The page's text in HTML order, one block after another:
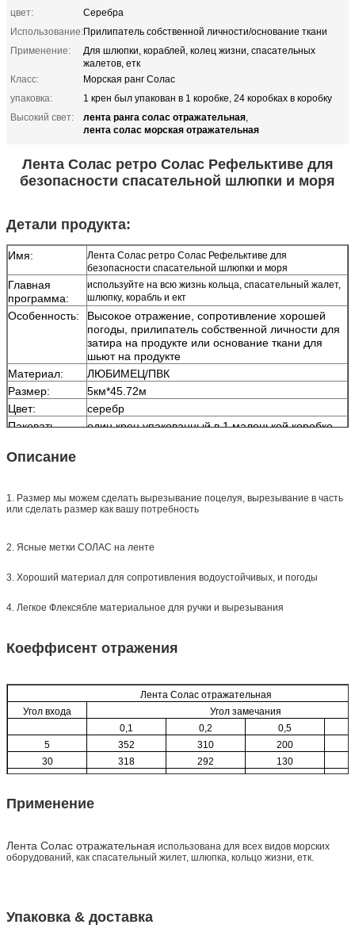
цвет:
Серебра
Использование:Прилипатель собственной личности/основание ткани
Применение:
Для шлюпки, кораблей, колец жизни, спасательных
жалетов, етк
Класс:
Морская ранг Солас
упаковка:
1 крен был упакован в 1 коробке, 24 коробках в коробку
Высокий свет:
лента ранга солас отражательная,
лента солас морская отражательная
Лента Солас ретро Солас Рефельктиве для
безопасности спасательной шлюпки и моря
Детали продукта:
Имя:
Лента Солас ретро Солас Рефельктиве для
безопасности спасательной шлюпки и моря
Главная
программа:
используйте на всю жизнь кольца, спасательный жалет,
шлюпку, корабль и ект
Особенность:
Высокое отражение, сопротивление хорошей
погоды, прилипатель собственной личности для
затира на продукте или основание ткани для
шьют на продукте
Материал:
ЛЮБИМЕЦ/ПВК
Размер:
5км*45.72м
Цвет:
серебр
Паковать
один крен упакованный в 1 маленькой коробке,
Образец:
Описание
1. Размер мы можем сделать вырезывание поцелуя, вырезывание в часть
или сделать размер как вашу потребность
2. Ясные метки СОЛАС на ленте
3. Хороший материал для сопротивления водоустойчивых, и погоды
4. Легкое Флексябле материальное для ручки и вырезывания
Коеффисент отражения
Лента Солас отражательная
Угол входа
Угол замечания
0,1
0,2
0,5
5
352 310
200
30
318 292 130
Применение
Лента Солас отражательная использована для всех видов морских
оборудований, как спасательный жилет, шлюпка, кольцо жизни, етк.
Упаковка & доставка